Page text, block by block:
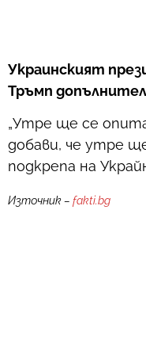
Украинският
Тръмп
„Утре ще се
добави, че утре
подкрепа на
Източник – fakti.bg